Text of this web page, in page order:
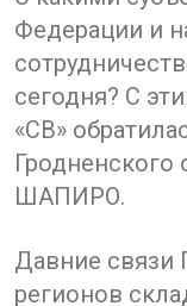
Федерации и
сегодня? С
«СВ»
ШАПИРО.
Давние связи
регионов